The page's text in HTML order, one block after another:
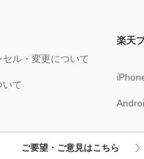
ル・変更について
て
楽天
ご要望・ご意見はこちら